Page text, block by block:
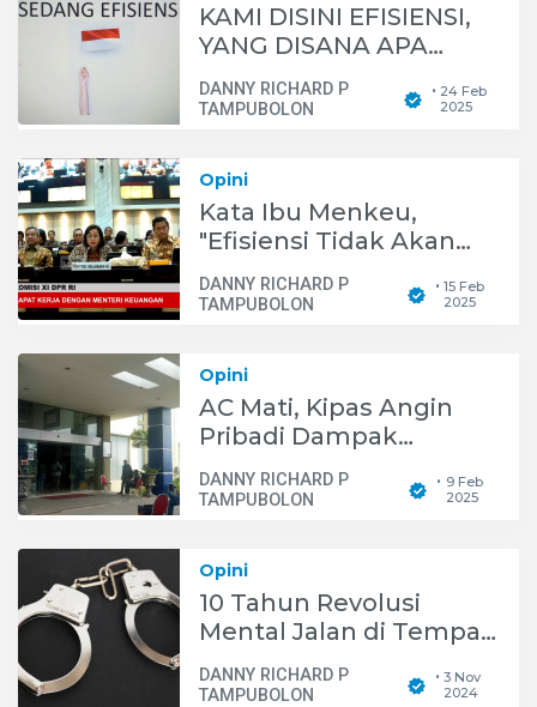
KAMI DISINI EFISIENSI,
YANG DISANA APA
KEBAL EFISIENSI?
DANNY RICHARD P
TAMPUBOLON
• 24 Feb
2025
Opini
Kata Ibu Menkeu,
"Efisiensi Tidak Akan
Senggol Kesejahteraan
Pegawai?"
DANNY RICHARD P
TAMPUBOLON
• 15 Feb
2025
Opini
AC Mati, Kipas Angin
Pribadi Dampak
Efisiensi
DANNY RICHARD P
TAMPUBOLON
• 9 Feb
2025
Opini
10 Tahun Revolusi
Mental Jalan di Tempat,
Bagaimana Kinerja
Penegakan Hukum
DANNY RICHARD P
TAMPUBOLON
• 3 Nov
2024